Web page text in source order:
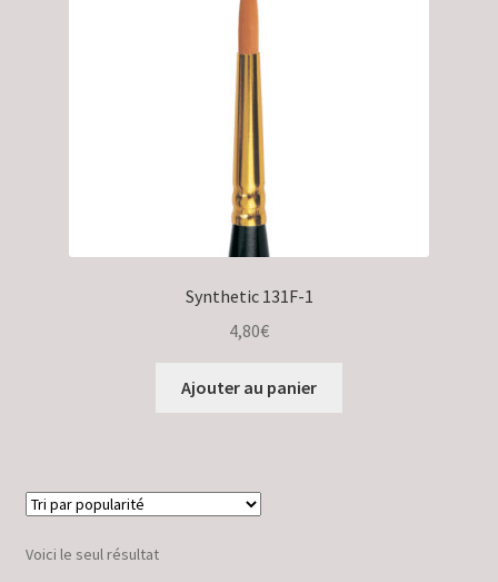
Synthetic 131F-1
4,80€
Ajouter au panier
Voici le seul résultat